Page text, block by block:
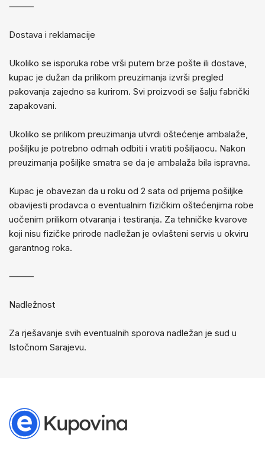
⸻
Dostava i reklamacije
Ukoliko se isporuka robe vrši putem brze pošte ili dostave,
kupac je dužan da prilikom preuzimanja izvrši pregled
pakovanja zajedno sa kurirom. Svi proizvodi se šalju fabrički
zapakovani.
Ukoliko se prilikom preuzimanja utvrdi oštećenje ambalaže,
pošiljku je potrebno odmah odbiti i vratiti pošiljaocu. Nakon
preuzimanja pošiljke smatra se da je ambalaža bila ispravna.
Kupac je obavezan da u roku od 2 sata od prijema pošiljke
obavijesti prodavca o eventualnim fizičkim oštećenjima robe
uočenim prilikom otvaranja i testiranja. Za tehničke kvarove
koji nisu fizičke prirode nadležan je ovlašteni servis u okviru
garantnog roka.
⸻
Nadležnost
Za rješavanje svih eventualnih sporova nadležan je sud u
Istočnom Sarajevu.